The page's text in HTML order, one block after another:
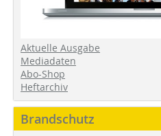
Aktuelle Ausgabe
Mediadaten
Abo-Shop
Heftarchiv
Brandschutz